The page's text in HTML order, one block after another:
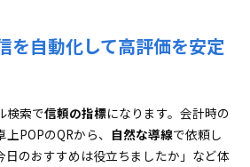
を自動化して高評価を安定
検索で信頼の指標になります。会計時の
POPのQRから、 自然な導線で依頼し
日のおすすめは役立ちましたか」など体